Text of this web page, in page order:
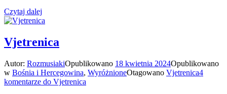
Czytaj dalej
Vjetrenica
Autor: RozmusiakiOpublikowano 18 kwietnia 2024Opublikowano
w Bośnia i Hercegowina, WyróżnioneOtagowano Vjetrenica4
komentarze do Vjetrenica